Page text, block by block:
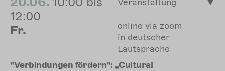
12:00
Fr.
Veranstaltung
online via zoom
in deutscher
Lautsprache
"Verbindungen fördern": „Cultural